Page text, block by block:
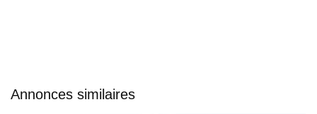
Annonces similaires